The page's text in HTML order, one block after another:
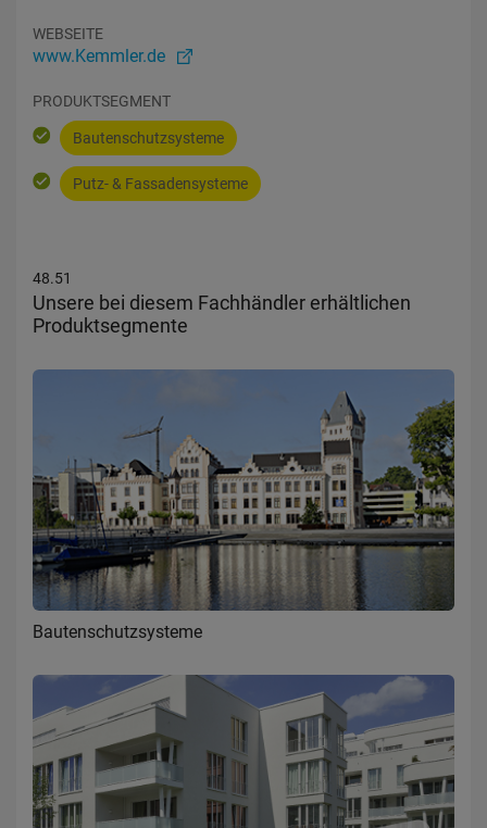
WEBSEITE
www.Kemmler.de
PRODUKTSEGMENT
Bautenschutzsysteme
Putz- & Fassadensysteme
48.51
Unsere bei diesem Fachhändler erhältlichen
Produktsegmente
Bautenschutzsysteme